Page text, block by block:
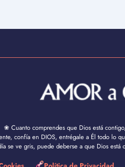
❀ Cuanto comprendes que Dios está
confía en DIOS, entrégale a Él todo lo
se ve gris, puede deberse a que Dios